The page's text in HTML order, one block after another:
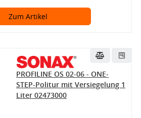
Zum Artikel
PROFILINE OS 02-06 - ONE-
STEP-Politur mit Versiegelung 1
Liter 02473000